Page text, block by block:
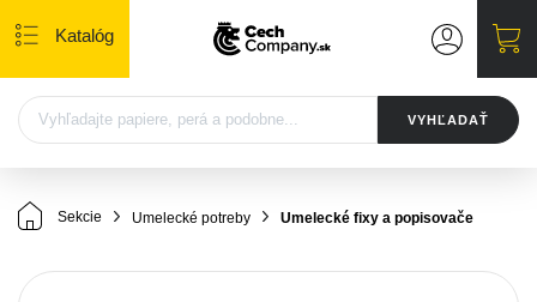
Katalóg
VYHĽADAŤ
Sekcie Umelecké potreby Umelecké fixy a popisovače